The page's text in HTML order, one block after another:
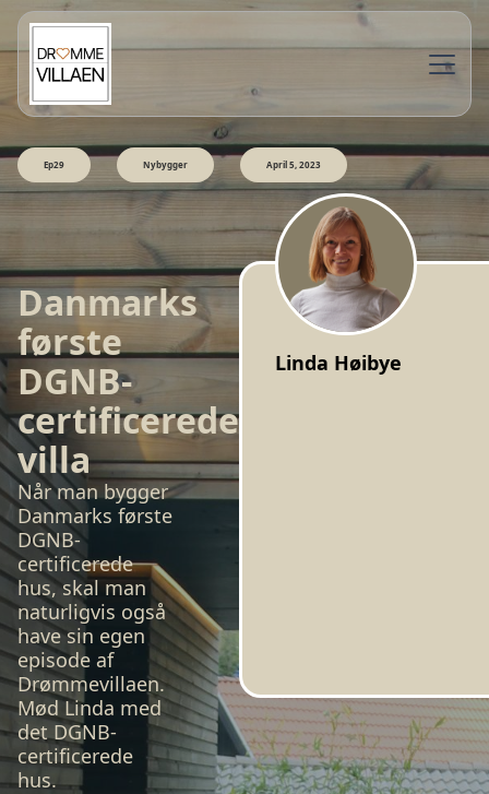
Ep29 Nybygger April 5, 2023
Danmarks
første
DGNB-
certificerede
villa
Når man bygger
Danmarks første
DGNB-
certificerede
hus, skal man
naturligvis også
have sin egen
episode af
Drømmevillaen.
Mød Linda med
det DGNB-
certificerede
hus.
Linda Høibye